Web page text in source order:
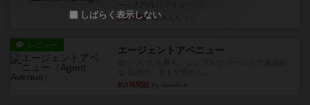
約2時間前by あんちっく
レビュー エージェントアベニュー
約3時間前
しばらく表示しない